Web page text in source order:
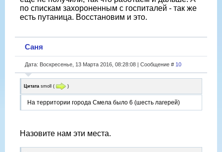
по спискам захороненным с госпиталей - так же
есть путаница. Восстановим и это.
Саня
Дата: Воскресенье, 13 Марта 2016, 08:28:08 | Сообщение # 10
Цитата smoll ( )
На территории города Смела было 6 (шесть лагерей)
Назовите нам эти места.